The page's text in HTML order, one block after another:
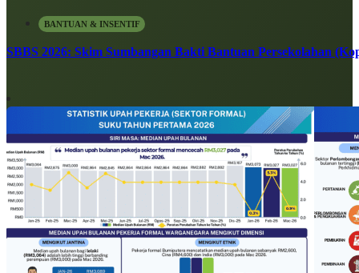
BANTUAN & INSENTIF
SBBS 2026: Skim Sumbangan Bakti Bantuan Persekolahan